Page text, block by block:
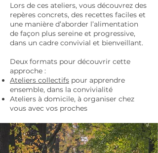
Lors de ces ateliers, vous découvrez des
repères concrets, des recettes faciles et
une manière d’aborder l’alimentation
de façon plus sereine et progressive,
dans un cadre convivial et bienveillant.
Deux formats pour découvrir cette
approche :
Ateliers collectifs pour apprendre
ensemble, dans la convivialité
Ateliers à domicile, à organiser chez
vous avec vos proches​